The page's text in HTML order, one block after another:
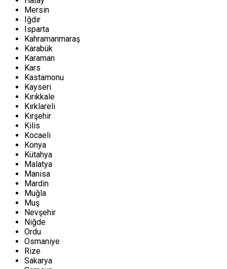
Mersin
Iğdır
Isparta
Kahramanmaraş
Karabük
Karaman
Kars
Kastamonu
Kayseri
Kırıkkale
Kırklareli
Kırşehir
Kilis
Kocaeli
Konya
Kütahya
Malatya
Manisa
Mardin
Muğla
Muş
Nevşehir
Niğde
Ordu
Osmaniye
Rize
Sakarya